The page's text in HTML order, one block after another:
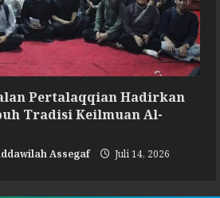
Pertalaqqian Hadirkan
Tradisi Keilmuan Al-
Assegaf Juli 14, 2026